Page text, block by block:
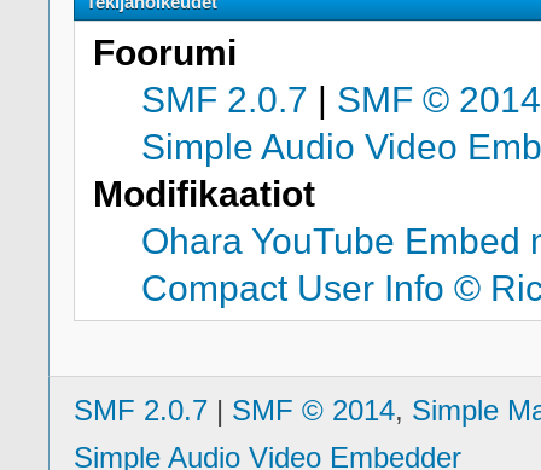
Foorumi
SMF 2.0.7 | SMF © 2014
Simple Audio Video
Modifikaatiot
Ohara YouTube Embed
Compact User Info ©
SMF 2.0.7 | SMF © 2014, Simple
Simple Audio Video Embedder